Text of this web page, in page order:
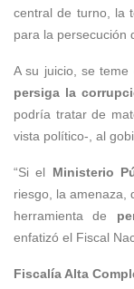
central de turno, la
para la persecución
A su juicio, se teme
persiga la
podría tratar de
vista político-, al
“Si el Ministerio
riesgo, la amenaza,
herramienta de
enfatizó el Fiscal
Fiscalía Alta